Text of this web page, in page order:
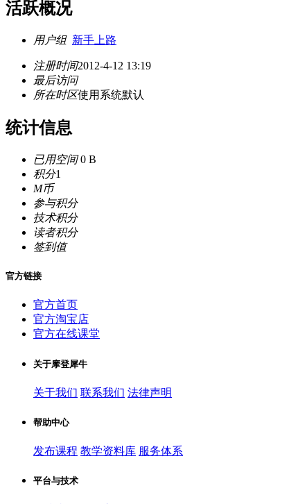
活跃概况
用户组 新手上路
注册时间2012-4-12 13:19
最后访问
所在时区使用系统默认
统计信息
已用空间0 B
积分1
M币
参与积分
技术积分
读者积分
签到值
官方链接
官方首页
官方淘宝店
官方在线课堂
关于摩登犀牛
关于我们 联系我们 法律声明
帮助中心
发布课程 教学资料库 服务体系
平台与技术